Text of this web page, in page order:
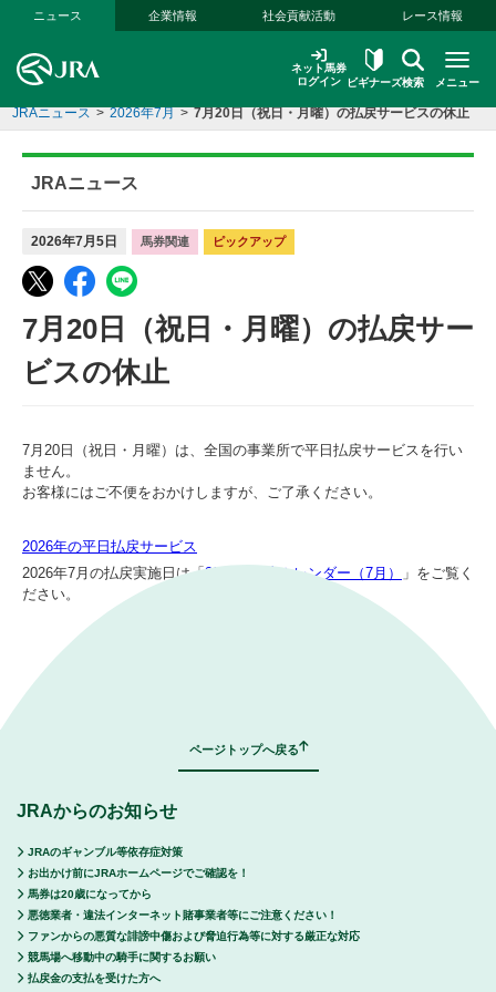
本文へ移動する
ニュース 企業情報 社会貢献活動 レース情報
ネット馬券
ログイン
ビギナーズ検索 メニュー
JRAニュース > 2026年7月 > 7月20日（祝日・月曜）の払戻サービスの休止
JRAニュース
2026年7月5日 馬券関連 ピックアップ
7月20日（祝日・月曜）の払戻サー
ビスの休止
7月20日（祝日・月曜）は、全国の事業所で平日払戻サービスを行い
ません。
お客様にはご不便をおかけしますが、ご了承ください。
2026年の平日払戻サービス
2026年7月の払戻実施日は「2026年払戻カレンダー（7月）
」をご覧く
ださい。
ページトップへ戻る
JRAからのお知らせ
JRAのギャンブル等依存症対策
お出かけ前にJRAホームページでご確認を！
馬券は20歳になってから
悪徳業者・違法インターネット賭事業者等にご注意ください！
ファンからの悪質な誹謗中傷および脅迫行為等に対する厳正な対応
競馬場へ移動中の騎手に関するお願い
払戻金の支払を受けた方へ